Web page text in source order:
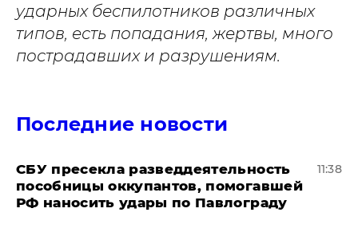
ударных беспилотников различных
типов, есть попадания, жертвы, много
пострадавших и разрушениям.
Последние новости
СБУ пресекла разведдеятельность
пособницы оккупантов, помогавшей
РФ наносить удары по Павлограду
11:38